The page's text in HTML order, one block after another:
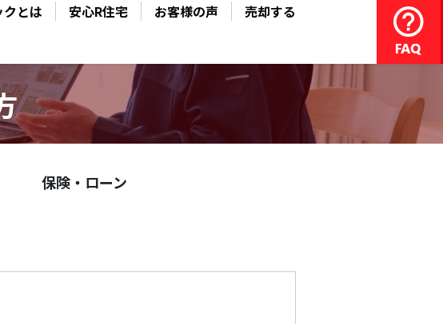
とは 安心R住宅 お客様の声 売却する
保険・ローン